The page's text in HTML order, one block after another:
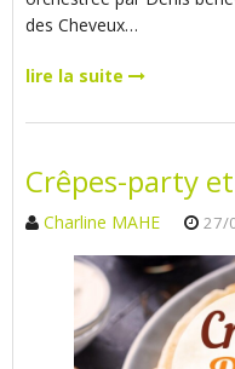
des Cheveux…
lire la suite
Crêpes-party
Charline MAHE 27/